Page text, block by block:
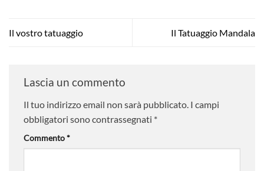
Il vostro tatuaggio Il Tatuaggio Mandala
Lascia un commento
Il tuo indirizzo email non sarà pubblicato. I campi
obbligatori sono contrassegnati *
Commento*